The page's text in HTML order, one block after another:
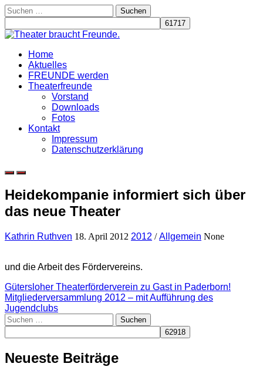
Skip
to
content
Suchen
nach:
Home
Aktuelles
FREUNDE werden
Theaterfreunde
Vorstand
Downloads
Fotos
Kontakt
Impressum
Datenschutzerklärung
Heidekompanie informiert sich über
das neue Theater
Kathrin Ruthven 18. April 2012 2012 /Allgemein None
und die Arbeit des Fördervereins.
Beitragsnavigation
Gütersloher Theaterförderverein zu Gast in Paderborn!
Mitgliederversammlung 2012 – mit Aufführung des
Jugendclubs
Suchen
nach:
Neueste Beiträge